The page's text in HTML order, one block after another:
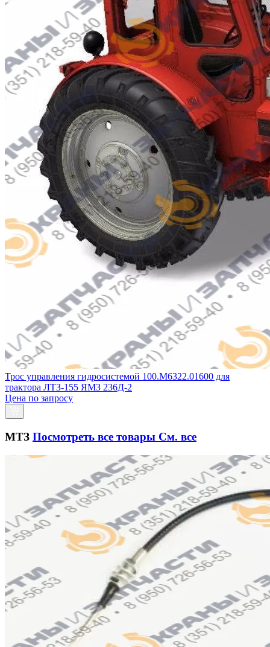
Трос управления гидросистемой 100.М6322.01600 для
трактора ЛТЗ-155 ЯМЗ 236Д-2
Цена по запросу
МТЗ Посмотреть все товары См. все